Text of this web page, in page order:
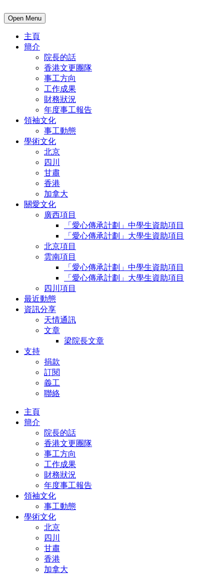
Open Menu
主頁
簡介
院長的話
香港文更團隊
事工方向
工作成果
財務狀況
年度事工報告
領袖文化
事工動態
學術文化
北京
四川
甘肅
香港
加拿大
關愛文化
廣西項目
「愛心傳承計劃」中學生資助項目
「愛心傳承計劃」大學生資助項目
北京項目
雲南項目
「愛心傳承計劃」中學生資助項目
「愛心傳承計劃」大學生資助項目
四川項目
最近動態
資訊分享
天情通訊
文章
梁院長文章
支持
捐款
訂閱
義工
聯絡
主頁
簡介
院長的話
香港文更團隊
事工方向
工作成果
財務狀況
年度事工報告
領袖文化
事工動態
學術文化
北京
四川
甘肅
香港
加拿大